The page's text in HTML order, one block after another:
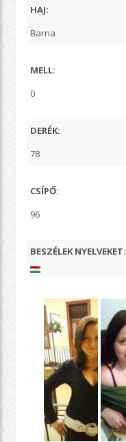
HAJ:
Barna
MELL:
0
DERÉK:
78
CSÍPŐ:
96
BESZÉLEK NYELVEKET: